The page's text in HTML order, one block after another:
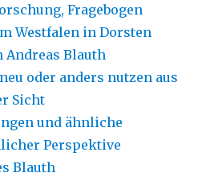
Fragebogen
Westfalen in Dorsten
Blauth
oder anders nutzen aus
Sicht
und ähnliche
Perspektive
Blauth